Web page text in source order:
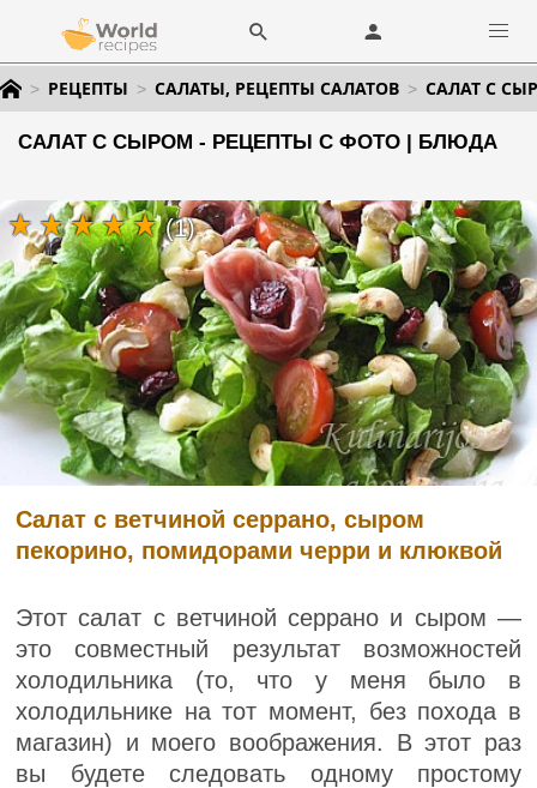
РЕЦЕПТЫ САЛАТЫ, РЕЦЕПТЫ САЛАТОВ САЛАТ С
САЛАТ С СЫРОМ - РЕЦЕПТЫ С ФОТО | БЛЮДА
Салат с ветчиной серрано, сыром
пекорино, помидорами черри и клюквой
Этот салат с ветчиной серрано и сыром —
это совместный результат возможностей
холодильника (то, что у меня было в
холодильнике на тот момент, без похода в
магазин) и моего воображения. В этот раз
вы будете следовать одному простому
(1)